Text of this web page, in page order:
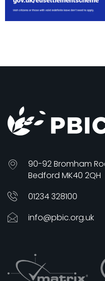
90-92 Bromham
Bedford MK40 2QH
01234 328100
info@pbic.org.uk